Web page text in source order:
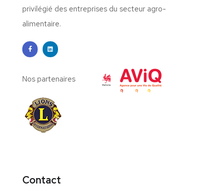
privilégié des entreprises du secteur agro-
alimentaire.
Nos partenaires
Contact